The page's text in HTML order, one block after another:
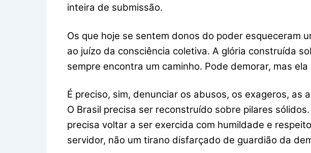
inteira de submissão.
Os que hoje se sentem donos do poder esqueceram
ao juízo da consciência coletiva. A glória construída
sempre encontra um caminho. Pode demorar, mas
É preciso, sim, denunciar os abusos, os exageros,
O Brasil precisa ser reconstruído sobre pilares
precisa voltar a ser exercida com humildade e
servidor, não um tirano disfarçado de guardião da